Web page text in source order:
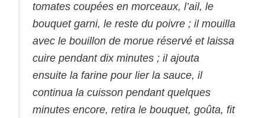
tomates coupées en morceaux, l’ail, le
bouquet garni, le reste du poivre ; il mouilla
avec le bouillon de morue réservé et laissa
cuire pendant dix minutes ; il ajouta
ensuite la farine pour lier la sauce, il
continua la cuisson pendant quelques
minutes encore, retira le bouquet, goûta, fit